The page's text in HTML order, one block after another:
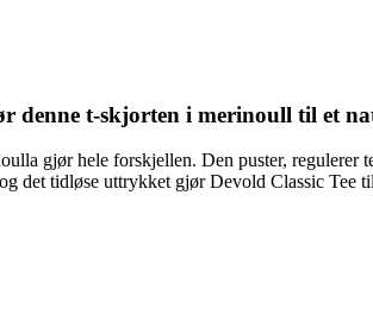
denne t-skjorten i merinoull til et
gjør hele forskjellen. Den puster,
det tidløse uttrykket gjør Devold Classic Tee